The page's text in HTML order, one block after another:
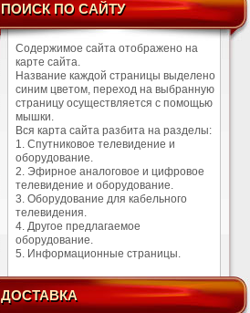
ПОИСК ПО САЙТУ
Содержимое сайта отображено на
карте сайта.
Название каждой страницы выделено
синим цветом, переход на выбранную
страницу осуществляется с помощью
мышки.
Вся карта сайта разбита на разделы:
1. Спутниковое телевидение и
оборудование.
2. Эфирное аналоговое и цифровое
телевидение и оборудование.
3. Оборудование для кабельного
телевидения.
4. Другое предлагаемое
оборудование.
5. Информационные страницы.
ДОСТАВКА